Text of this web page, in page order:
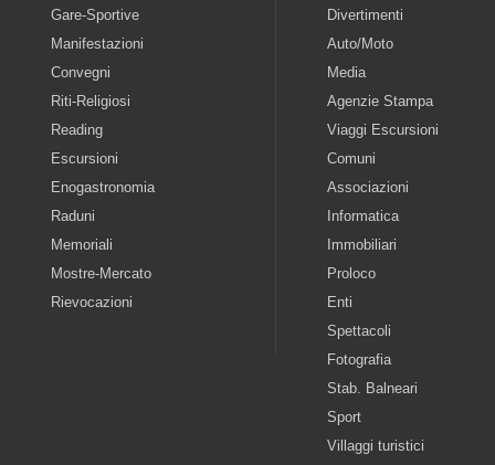
Gare-Sportive
Manifestazioni
Convegni
Riti-Religiosi
Reading
Escursioni
Enogastronomia
Raduni
Memoriali
Mostre-Mercato
Rievocazioni
Divertimenti
Auto/Moto
Media
Agenzie Stampa
Viaggi Escursioni
Comuni
Associazioni
Informatica
Immobiliari
Proloco
Enti
Spettacoli
Fotografia
Stab. Balneari
Sport
Villaggi turistici